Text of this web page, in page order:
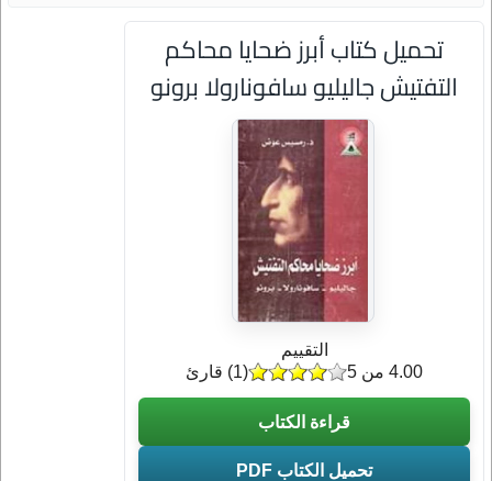
تحميل كتاب أبرز ضحايا محاكم
التفتيش جاليليو سافونارولا برونو
التقييم
(
1) قارئ 4.00 من 5
قراءة الكتاب
تحميل الكتاب PDF